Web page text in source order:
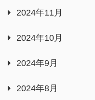
2024年11月
2024年10月
2024年9月
2024年8月